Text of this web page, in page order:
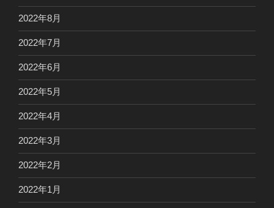
2022年8月
2022年7月
2022年6月
2022年5月
2022年4月
2022年3月
2022年2月
2022年1月